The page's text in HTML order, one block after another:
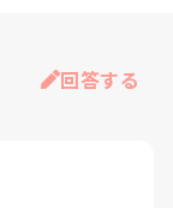
回答する